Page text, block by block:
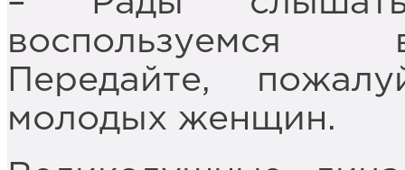
воспользуемся
Передайте,
молодых женщин.